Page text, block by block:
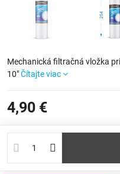
Mechanická filtračná vložka
10"Čítajte viac
4,90 €